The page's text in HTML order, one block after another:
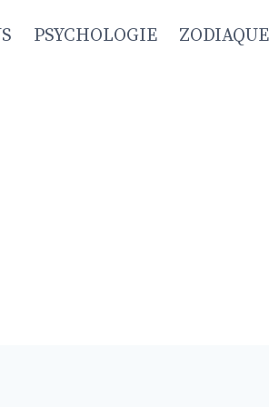
PSYCHOLOGIE ZODIAQUE